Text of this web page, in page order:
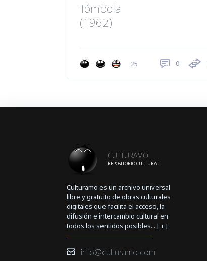
Tómbola
(1962)
25 0
CULTURAMO
REPOSITORIO CULTURAL
Culturamo es un archivo universal
libre y gratuito de obras culturales
digitales que facilita el acceso, la
difusión e intercambio cultural en
todos los sentidos posibles... [+]
info@culturamo.com